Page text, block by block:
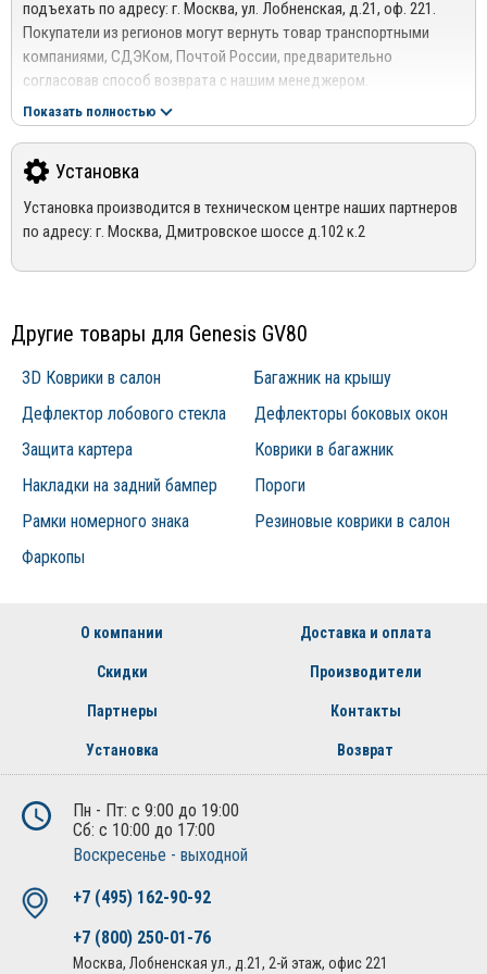
аксессуаров для автомобилей и выпускать новые образцы для
каждого модельного ряда.
РЕГИОНАЛЬНАЯ ДОСТАВКА ПО РОССИИ, БЕЛАРУСИИ И
КАЗАХСТАНУ
Стоимость доставки от 1000 руб. рассчитывается
менеджером!
Отправка дефлекторов капота производится по 100% оплате
заказ, либо связаться с нашим менеджером по телефонам +7
(495) 162-90-92, +7 (800) 250-01-76, либо по email:
подъехать по адресу: г. Москва, ул. Лобненская, д.21, оф. 221.
Покупатели из регионов могут вернуть товар транспортными
компаниями, СДЭКом, Почтой России, предварительно
согласовав способ возврата с нашим менеджером.
Подробнее сморите в разделе
На весь ассортимент представленный в интернет-магазине
Mirdopov, распространяются гарантия производителей.
*Гарантия не распространяется на товары с дефектами,
возникшими по вине покупателя, в следствии не правильной
Показать полностью
Установка
Установка производится в техническом центре наших партнеров
по адресу: г. Москва, Дмитровское шоссе д.102 к.2
Другие товары для Genesis GV80
3D Коврики в салон
Багажник на крышу
Дефлектор лобового стекла
Дефлекторы боковых окон
Защита картера
Коврики в багажник
Накладки на задний бампер
Пороги
Рамки номерного знака
Резиновые коврики в салон
Фаркопы
О компании Доставка и оплата
Скидки Производители
Партнеры Контакты
Установка Возврат
Пн - Пт: с 9:00 до 19:00
Сб: с 10:00 до 17:00
Воскресенье - выходной
+7 (495) 162-90-92
+7 (800) 250-01-76
Москва, Лобненская ул., д.21, 2-й этаж, офис 221